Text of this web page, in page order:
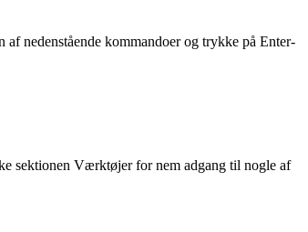
nedenstående kommandoer og trykke på Enter-
sektionen Værktøjer for nem adgang til nogle af